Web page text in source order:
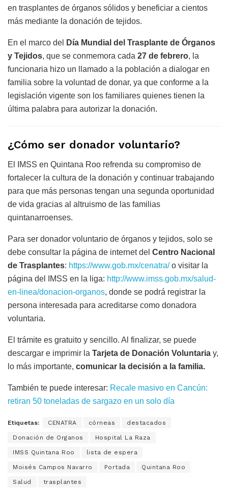
en trasplantes de órganos sólidos y beneficiar a cientos
más mediante la donación de tejidos.
En el marco del
Día Mundial del Trasplante de Órganos
y Tejidos, que se conmemora cada 27 de febrero, la
funcionaria hizo un llamado a la población a dialogar en
familia sobre la voluntad de donar, ya que conforme a la
legislación vigente son los familiares quienes tienen la
última palabra para autorizar la donación.
¿Cómo ser donador voluntario?
El IMSS en Quintana Roo refrenda su compromiso de
fortalecer la cultura de la donación y continuar trabajando
para que más personas tengan una segunda oportunidad
de vida gracias al altruismo de las familias
quintanarroenses.
Para ser donador voluntario de órganos y tejidos, solo se
debe consultar la página de internet del Centro Nacional
de Trasplantes: https://www.gob.mx/cenatra/o visitar la
página del IMSS en la liga: http://www.imss.gob.mx/salud-
en-linea/donacion-organos, donde se podrá registrar la
persona interesada para acreditarse como donadora
voluntaria.
El trámite es gratuito y sencillo. Al finalizar, se puede
descargar e imprimir la Tarjeta de Donación Voluntaria y,
lo más importante, comunicar la decisión a la familia.
También te puede interesar: Recale masivo en Cancún:
retiran 50 toneladas de sargazo en un solo día
Etiquetas: CENATRA córneas destacados
Donación de Organos Hospital La Raza
IMSS Quintana Roo lista de espera
Moisés Campos Navarro Portada Quintana Roo
Salud trasplantes